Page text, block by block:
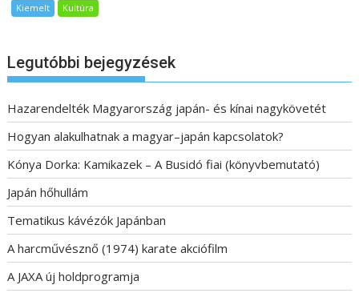
Kiemelt Kultúra
Legutóbbi bejegyzések
Hazarendelték Magyarország japán- és kínai nagykövetét
Hogyan alakulhatnak a magyar–japán kapcsolatok?
Kónya Dorka: Kamikazek – A Busidó fiai (könyvbemutató)
Japán hőhullám
Tematikus kávézók Japánban
A harcművésznő (1974) karate akciófilm
A JAXA új holdprogramja